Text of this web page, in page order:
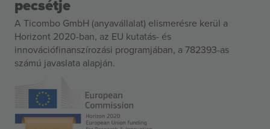
pecsétje
A Ticombo GmbH (anyavállalat) elismerésre kerül a
Horizont 2020-ban, az EU kutatás- és
innovációfinanszírozási programjában, a 782393-as
számú javaslata alapján.